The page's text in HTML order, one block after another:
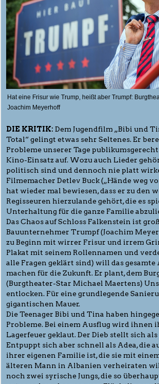
Hat eine Frisur wie Trump, heißt aber Trumpf:
Joachim Meyerhoff
DIE KRITIK: Dem Jugendfilm „Bibi und
Total“ gelingt etwas sehr Seltenes. Er
Probleme unserer Tage
Kino-Einsatz auf. Wozu auch Lieder
politisch sind und dennoch nie platt
Filmemacher Detlev Buck („Hände weg
hat wieder mal bewiesen, dass er zu den
Regisseuren hierzulande gehört, die es
Unterhaltung für die ganze Familie
Das Chaos auf Schloss Falkenstein ist
Bauunternehmer Trumpf (Joachim
zu Beginn mit wirrer Frisur und irrem
Plakat mit seinem Rollennamen und
alle Fragen geklärt sind) will das gesamte
machen für die Zukunft. Er plant, dem
(Burgtheater-Star Michael Maertens)
entlocken. Für eine grundlegende
gigantischen Mauer.
Die Teenager Bibi und Tina haben
Probleme. Bei einem Ausflug wird ihnen
Lagerfeuer geklaut. Der Dieb stellt sich
Entpuppt sich aber schnell als Adea, die
ihrer eigenen Familie ist, die sie mit
älteren Mann in Albanien verheiraten
noch zwei syrische Jungs, die so